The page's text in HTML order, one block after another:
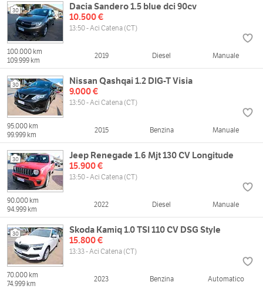
30
Dacia Sandero 1.5 blue dci 90cv
10.500 €
13:50 - Aci Catena (CT)
100.000 km
109.999 km
2019 Diesel Manuale
30
Nissan Qashqai 1.2 DIG-T Visia
9.000 €
13:50 - Aci Catena (CT)
95.000 km
99.999 km
2015 Benzina Manuale
30
Jeep Renegade 1.6 Mjt 130 CV Longitude
15.900 €
13:50 - Aci Catena (CT)
90.000 km
94.999 km
2022 Diesel Manuale
30
Skoda Kamiq 1.0 TSI 110 CV DSG Style
15.800 €
13:33 - Aci Catena (CT)
70.000 km
74.999 km
2023 Benzina Automatico